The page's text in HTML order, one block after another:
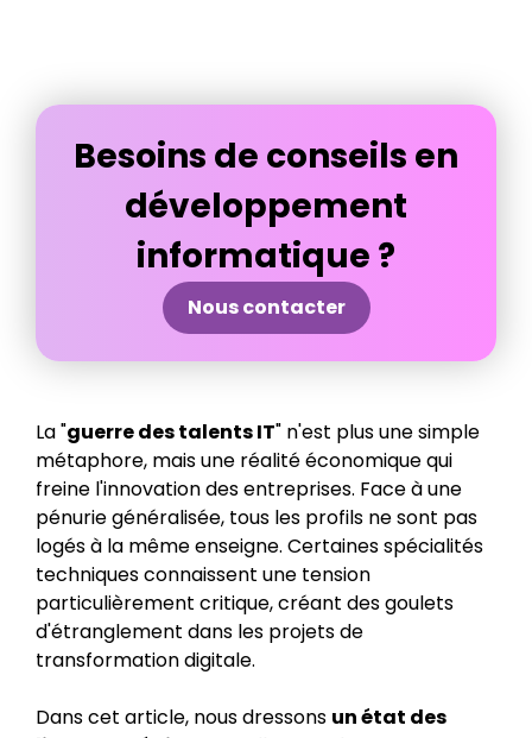
Besoins de conseils en
développement
informatique ?
Nous contacter
La "guerre des talents IT" n'est plus une simple
métaphore, mais une réalité économique qui
freine l'innovation des entreprises. Face à une
pénurie généralisée, tous les profils ne sont pas
logés à la même enseigne. Certaines spécialités
techniques connaissent une tension
particulièrement critique, créant des goulets
d'étranglement dans les projets de
transformation digitale.
Dans cet article, nous dressons un état des